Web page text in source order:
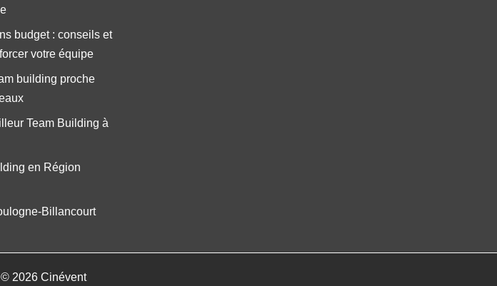
budget : conseils et
votre équipe
building proche
Team Building à
en Région
Billancourt
2026 Cinévent